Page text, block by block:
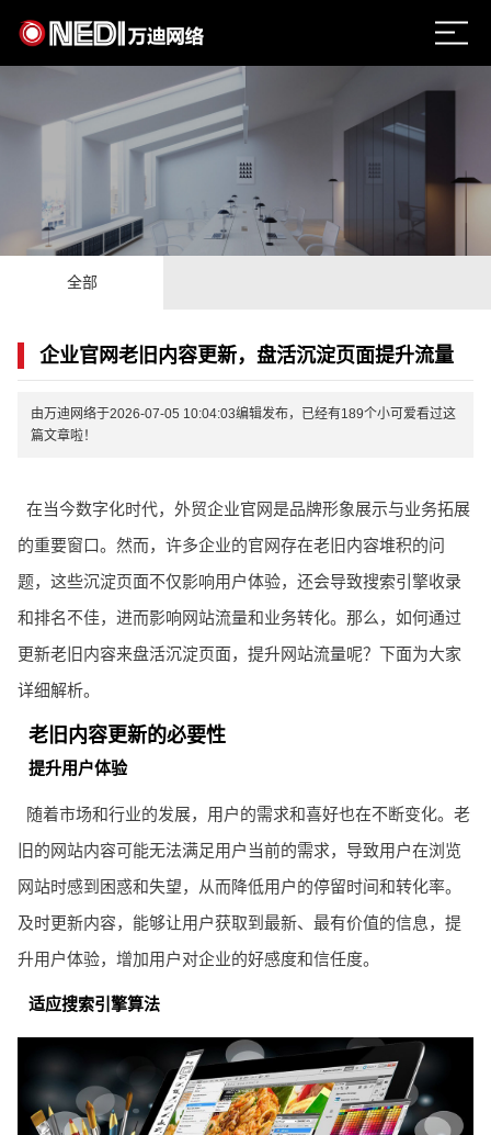
全部
企业官网老旧内容更新，盘活沉淀页面提升流量
由万迪网络于2026-07-05 10:04:03编辑发布，已经有189个小可爱看过这
篇文章啦！
在当今数字化时代，外贸企业官网是品牌形象展示与业务拓展
的重要窗口。然而，许多企业的官网存在老旧内容堆积的问
题，这些沉淀页面不仅影响用户体验，还会导致搜索引擎收录
和排名不佳，进而影响网站流量和业务转化。那么，如何通过
更新老旧内容来盘活沉淀页面，提升网站流量呢？下面为大家
详细解析。
老旧内容更新的必要性
提升用户体验
随着市场和行业的发展，用户的需求和喜好也在不断变化。老
旧的网站内容可能无法满足用户当前的需求，导致用户在浏览
网站时感到困惑和失望，从而降低用户的停留时间和转化率。
及时更新内容，能够让用户获取到最新、最有价值的信息，提
升用户体验，增加用户对企业的好感度和信任度。
适应搜索引擎算法